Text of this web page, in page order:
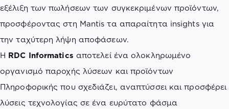
εξέλιξη των πωλήσεων των συγκεκριμένων προϊόντων,
προσφέροντας στη Mantis τα απαραίτητα insights για
την ταχύτερη λήψη αποφάσεων.
Η RDC Informatics αποτελεί ένα ολοκληρωμένο
οργανισμό παροχής λύσεων και προϊόντων
Πληροφορικής που σχεδιάζει, αναπτύσσει και προσφέρει
λύσεις τεχνολογίας σε ένα ευρύτατο φάσμα